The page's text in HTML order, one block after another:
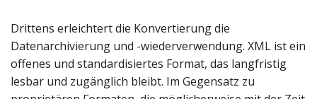
Drittens erleichtert die Konvertierung die
Datenarchivierung und -wiederverwendung. XML ist ein
offenes und standardisiertes Format, das langfristig
lesbar und zugänglich bleibt. Im Gegensatz zu